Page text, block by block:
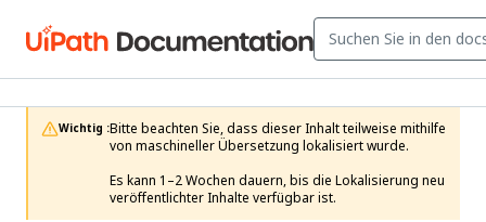
Wichtig :Bitte beachten Sie, dass dieser Inhalt teilweise mithilfe
von maschineller Übersetzung lokalisiert wurde.
Es kann 1–2 Wochen dauern, bis die Lokalisierung neu
veröffentlichter Inhalte verfügbar ist.